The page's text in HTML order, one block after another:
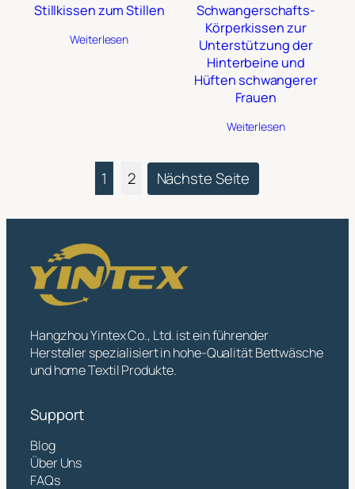
Stillkissen zum Stillen
Weiterlesen
Schwangerschafts-
Körperkissen zur
Unterstützung der
Hinterbeine und
Hüften schwangerer
Frauen
Weiterlesen
1 2 Nächste Seite
Hangzhou Yintex Co., Ltd. ist ein führender
Hersteller spezialisiert in hohe-Qualität Bettwäsche
und home Textil Produkte.
Support
Blog
Über Uns
FAQs